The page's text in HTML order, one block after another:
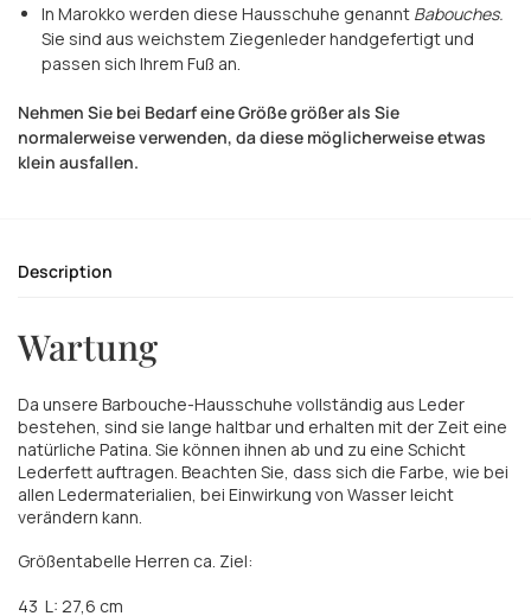
In Marokko werden diese Hausschuhe genannt Babouches.
Sie sind aus weichstem Ziegenleder handgefertigt und
passen sich Ihrem Fuß an.
Nehmen Sie bei Bedarf eine Größe größer als Sie
normalerweise verwenden, da diese möglicherweise etwas
klein ausfallen.
Description
Wartung
Da unsere Barbouche-Hausschuhe vollständig aus Leder
bestehen, sind sie lange haltbar und erhalten mit der Zeit eine
natürliche Patina. Sie können ihnen ab und zu eine Schicht
Lederfett auftragen. Beachten Sie, dass sich die Farbe, wie bei
allen Ledermaterialien, bei Einwirkung von Wasser leicht
verändern kann.
Größentabelle Herren ca. Ziel:
43 L: 27,6 cm